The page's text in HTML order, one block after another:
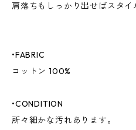
肩落ちもしっかり出せばスタイ
•FABRIC
コットン 100%
•CONDITION
所々細かな汚れあります。